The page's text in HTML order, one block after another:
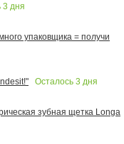
3 дня
упаковщика = получи
Осталось 3 дня
зубная щетка Longa